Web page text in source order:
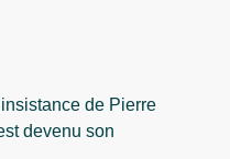
de Pierre
devenu son